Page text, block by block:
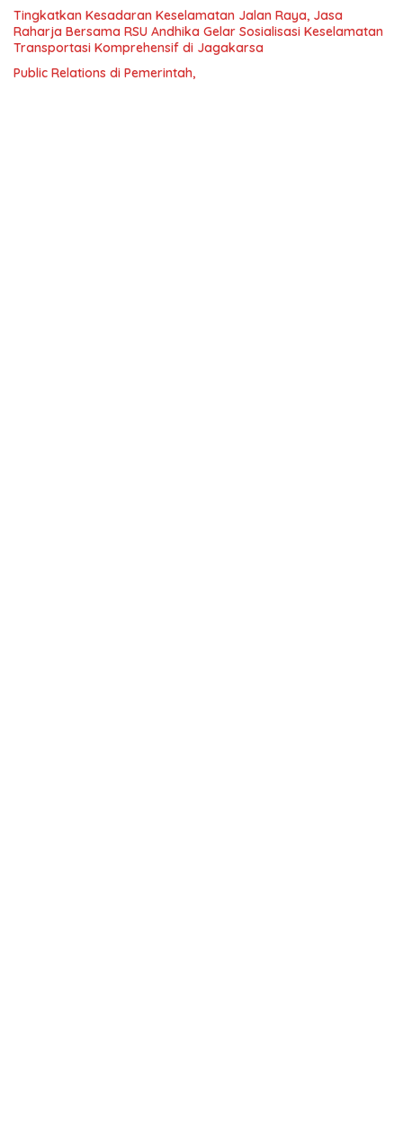
Tingkatkan Kesadaran Keselamatan Jalan Raya, Jasa
Raharja Bersama RSU Andhika Gelar Sosialisasi Keselamatan
Transportasi Komprehensif di Jagakarsa
Public Relations di Pemerintah,